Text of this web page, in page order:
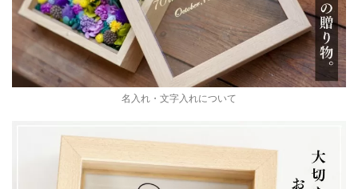
名入れ・文字入れについて